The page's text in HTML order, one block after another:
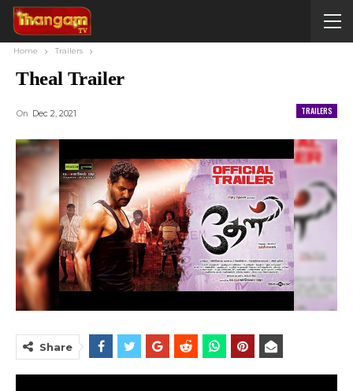
Home Trailers
Theal Trailer
TRAILERS
On Dec 2, 2021
Share